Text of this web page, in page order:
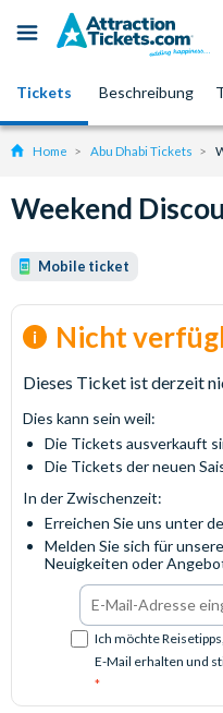
main
content
Menu
Tickets
Beschreibung
Home Abu Dhabi Tickets
Weekend
Mobile ticket
Nicht
Dieses Ticket ist derzeit
Dies kann sein weil:
Die Tickets ausverkauft
Die Tickets der neuen
In der Zwischenzeit:
Erreichen Sie uns unter
Melden Sie sich für
Neuigkeiten oder
Ich möchte
E-Mail erhalten und